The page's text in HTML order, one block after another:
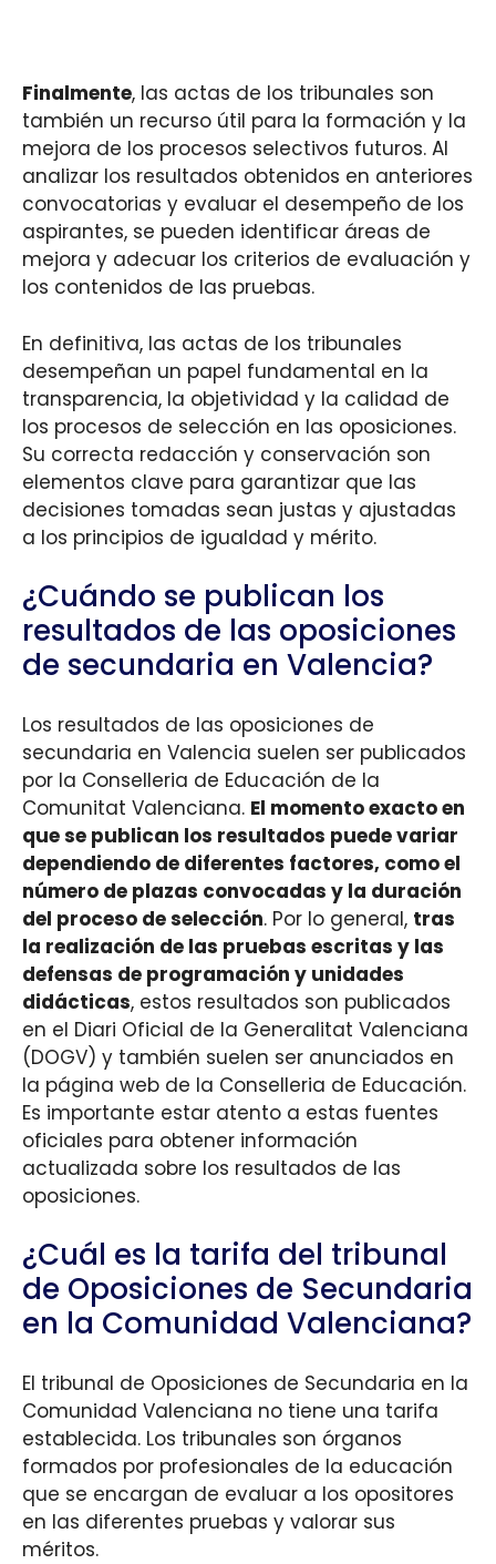
Finalmente, las actas de los tribunales son
también un recurso útil para la formación y la
mejora de los procesos selectivos futuros. Al
analizar los resultados obtenidos en anteriores
convocatorias y evaluar el desempeño de los
aspirantes, se pueden identificar áreas de
mejora y adecuar los criterios de evaluación y
los contenidos de las pruebas.
En definitiva, las actas de los tribunales
desempeñan un papel fundamental en la
transparencia, la objetividad y la calidad de
los procesos de selección en las oposiciones.
Su correcta redacción y conservación son
elementos clave para garantizar que las
decisiones tomadas sean justas y ajustadas
a los principios de igualdad y mérito.
¿Cuándo se publican los
resultados de las oposiciones
de secundaria en Valencia?
Los resultados de las oposiciones de
secundaria en Valencia suelen ser publicados
por la Conselleria de Educación de la
Comunitat Valenciana. El momento exacto en
que se publican los resultados puede variar
dependiendo de diferentes factores, como el
número de plazas convocadas y la duración
del proceso de selección. Por lo general, tras
la realización de las pruebas escritas y las
defensas de programación y unidades
didácticas, estos resultados son publicados
en el Diari Oficial de la Generalitat Valenciana
(DOGV) y también suelen ser anunciados en
la página web de la Conselleria de Educación.
Es importante estar atento a estas fuentes
oficiales para obtener información
actualizada sobre los resultados de las
oposiciones.
¿Cuál es la tarifa del tribunal
de Oposiciones de Secundaria
en la Comunidad Valenciana?
El tribunal de Oposiciones de Secundaria en la
Comunidad Valenciana no tiene una tarifa
establecida. Los tribunales son órganos
formados por profesionales de la educación
que se encargan de evaluar a los opositores
en las diferentes pruebas y valorar sus
méritos.